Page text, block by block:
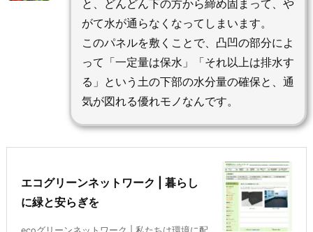
と、どんどん下の方から締め固まって、や
がて水が通らなくなってしまいます。
このパネルを敷くことで、凸凹の部分によ
って「一定量は保水」「それ以上は排水す
る」という土の下部の水分量の確保と、通
気が図れる優れモノなんです。
エコグリーンネットワーク | 暮らし
に緑と安らぎを